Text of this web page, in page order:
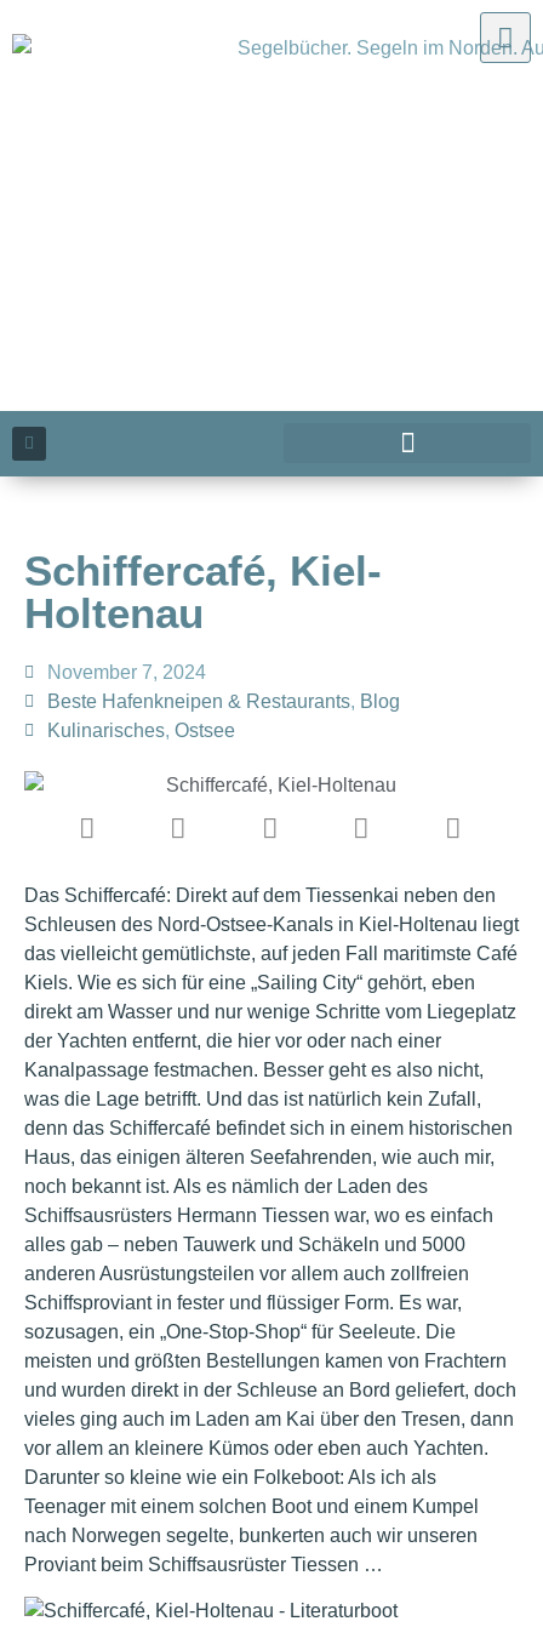
Schiffercafé, Kiel-
Holtenau
November 7, 2024
Beste Hafenkneipen & Restaurants, Blog
Kulinarisches, Ostsee
Das Schiffercafé: Direkt auf dem Tiessenkai neben den
Schleusen des Nord-Ostsee-Kanals in Kiel-Holtenau liegt
das vielleicht gemütlichste, auf jeden Fall maritimste Café
Kiels. Wie es sich für eine „Sailing City“ gehört, eben
direkt am Wasser und nur wenige Schritte vom Liegeplatz
der Yachten entfernt, die hier vor oder nach einer
Kanalpassage festmachen. Besser geht es also nicht,
was die Lage betrifft. Und das ist natürlich kein Zufall,
denn das Schiffercafé befindet sich in einem historischen
Haus, das einigen älteren Seefahrenden, wie auch mir,
noch bekannt ist. Als es nämlich der Laden des
Schiffsausrüsters Hermann Tiessen war, wo es einfach
alles gab – neben Tauwerk und Schäkeln und 5000
anderen Ausrüstungsteilen vor allem auch zollfreien
Schiffsproviant in fester und flüssiger Form. Es war,
sozusagen, ein „One-Stop-Shop“ für Seeleute. Die
meisten und größten Bestellungen kamen von Frachtern
und wurden direkt in der Schleuse an Bord geliefert, doch
vieles ging auch im Laden am Kai über den Tresen, dann
vor allem an kleinere Kümos oder eben auch Yachten.
Darunter so kleine wie ein Folkeboot: Als ich als
Teenager mit einem solchen Boot und einem Kumpel
nach Norwegen segelte, bunkerten auch wir unseren
Proviant beim Schiffsausrüster Tiessen …